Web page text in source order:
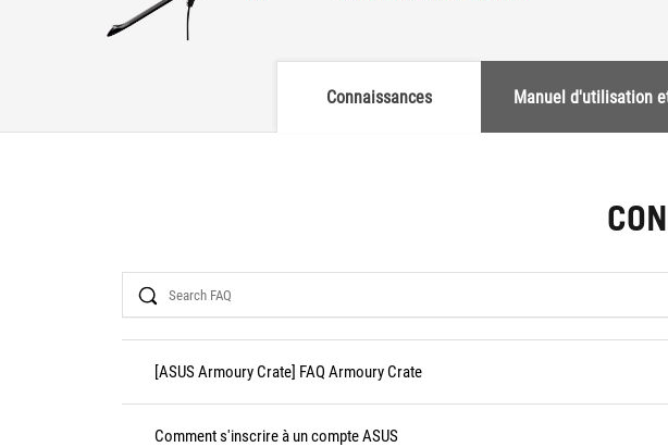
Connaissances Manuel d'utilisation
Search
[ASUS Armoury Crate] FAQ Armoury Crate
Comment s'inscrire à un compte ASUS